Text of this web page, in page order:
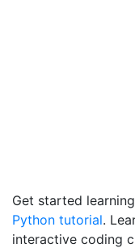
Get started
Python tutorial.
interactive coding